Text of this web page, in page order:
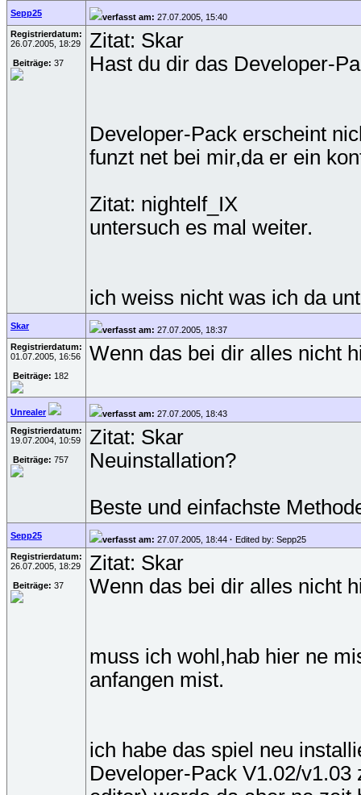
Sepp25 verfasst am: 27.07.2005, 15:40
Registrierdatum:
26.07.2005, 18:29
Beiträge: 37
Zitat: Skar
Hast du dir das Developer-
Developer-Pack erscheint
funzt net bei mir,da er ein
Zitat: nightelf_IX
untersuch es mal weiter.
ich weiss nicht was ich da
Skar verfasst am: 27.07.2005, 18:37
Registrierdatum:
01.07.2005, 16:56
Beiträge: 182
Wenn das bei dir alles nicht
Unrealer verfasst am: 27.07.2005, 18:43
Registrierdatum:
19.07.2004, 10:59
Beiträge: 757
Zitat: Skar
Neuinstallation?
Beste und einfachste
Sepp25 verfasst am: 27.07.2005, 18:44 · Edited by: Sepp25
Registrierdatum:
26.07.2005, 18:29
Beiträge: 37
Zitat: Skar
Wenn das bei dir alles nicht
muss ich wohl,hab hier ne
anfangen mist.
ich habe das spiel neu
Developer-Pack V1.02/